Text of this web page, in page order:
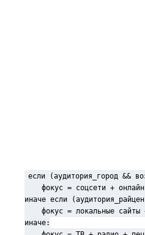
если (аудитория_город &&
фокус = соцсети +
иначе если
фокус = локальные сайты
иначе: